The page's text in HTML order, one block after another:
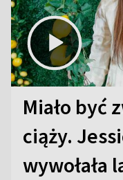
Miało być
ciąży.
wywołała